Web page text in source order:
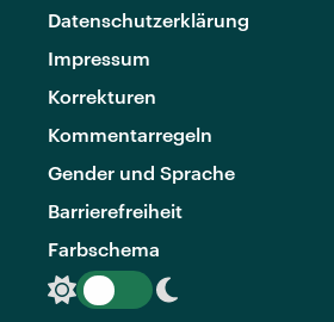
Datenschutzerklärung
Impressum
Korrekturen
Kommentarregeln
Gender und Sprache
Barrierefreiheit
Farbschema